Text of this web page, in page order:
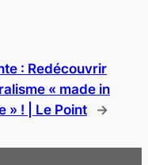
: Redécouvrir
« made in
» ! | Le Point
→